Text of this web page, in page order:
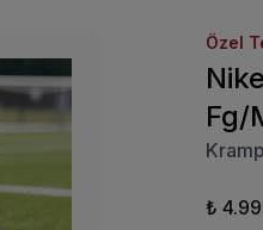
Özel
Fg/
₺